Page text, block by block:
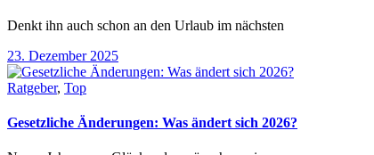
Denkt ihn auch schon an den Urlaub im nächsten
23. Dezember 2025
Ratgeber, Top
Gesetzliche Änderungen: Was ändert sich 2026?